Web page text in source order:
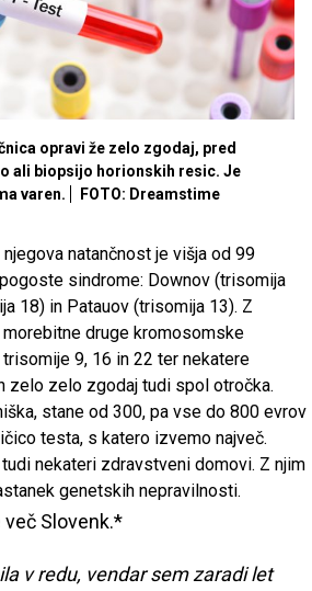
opravi že zelo zgodaj, pred
ali biopsijo horionskih resic. Je
varen.
FOTO: Dreamstime
natančnost je višja od 99
sindrome: Downov (trisomija
18) in Patauov (trisomija 13). Z
druge kromosomske
9, 16 in 22 ter nekatere
zelo zelo zgodaj tudi spol otročka.
stane od 300, pa vse do 800 evrov
testa, s katero izvemo največ.
nekateri zdravstveni domovi. Z njim
genetskih nepravilnosti.
Slovenk.*
v redu, vendar sem zaradi let